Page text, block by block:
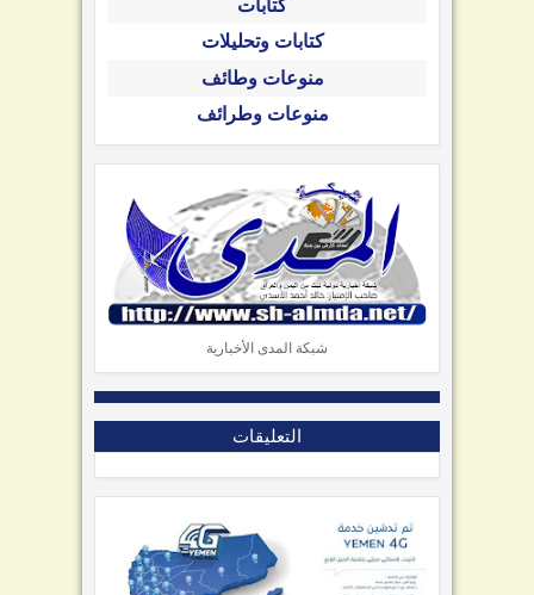
كتابات
كتابات وتحليلات
منوعات وطائف
منوعات وطرائف
شبكة المدى الأخبارية
التعليقات